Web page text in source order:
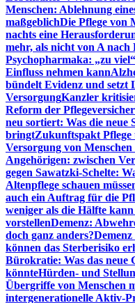
Menschen: Ablehnung
maßgeblichDie Pflege von
nachts eine
mehr, als nicht von A nach
Psychopharmaka: „zu
Einfluss nehmen kann
bündelt Evidenz und setzt
VersorgungKanzler
Reform der
neu sortiert: Was die
bringtZukunftspakt
Versorgung von
Angehörigen: zwischen
gegen Sawatzki-Schelte:
Altenpflege schauen
auch ein Auftrag für die
weniger als die Hälfte
vorstellenDemenz:
doch ganz anders?
können das Sterberisiko
Bürokratie: Was das neue
könnteHürden- und
Übergriffe von Menschen
intergenerationelle Aktiv-